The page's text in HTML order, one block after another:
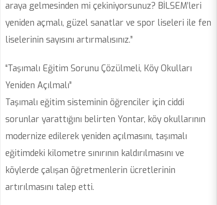
araya gelmesinden mi çekiniyorsunuz? BİLSEM’leri
yeniden açmalı, güzel sanatlar ve spor liseleri ile fen
liselerinin sayısını artırmalısınız.”
“Taşımalı Eğitim Sorunu Çözülmeli, Köy Okulları
Yeniden Açılmalı”
Taşımalı eğitim sisteminin öğrenciler için ciddi
sorunlar yarattığını belirten Yontar, köy okullarının
modernize edilerek yeniden açılmasını, taşımalı
eğitimdeki kilometre sınırının kaldırılmasını ve
köylerde çalışan öğretmenlerin ücretlerinin
artırılmasını talep etti.